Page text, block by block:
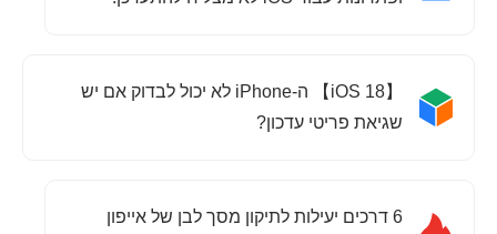
【iOS 18】 ה-iPhone לא יכול לבדוק אם יש
שגיאת פריטי עדכון?
6 דרכים יעילות לתיקון מסך לבן של אייפון